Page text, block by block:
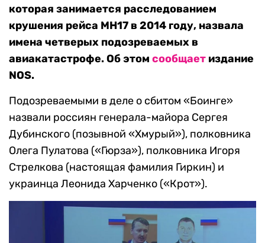
которая занимается расследованием
крушения рейса MH17 в 2014 году, назвала
имена четверых подозреваемых в
авиакатастрофе. Об этом сообщает издание
NOS.
Подозреваемыми в деле о сбитом «Боинге»
назвали россиян генерала-майора Сергея
Дубинского (позывной «Хмурый»), полковника
Олега Пулатова («Гюрза»), полковника Игоря
Стрелкова (настоящая фамилия Гиркин) и
украинца Леонида Харченко («Крот»).